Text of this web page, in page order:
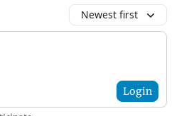
Newest first
Login